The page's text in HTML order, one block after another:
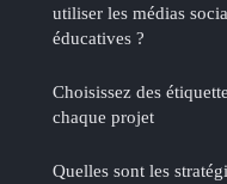
utiliser les médias
éducatives ?
Choisissez des
chaque projet
Quelles sont les